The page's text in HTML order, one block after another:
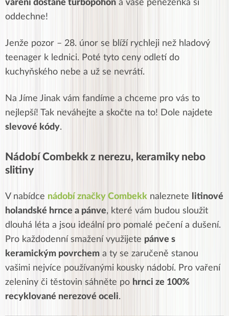
vaření dostane turbopohon a vaše peněženka si
oddechne!
Jenže pozor – 28. únor se blíží rychleji než hladový
teenager k lednici. Poté tyto ceny odletí do
kuchyňského nebe a už se nevrátí.
Na Jíme Jinak vám fandíme a chceme pro vás to
nejlepší! Tak neváhejte a skočte na to! Dole najdete
slevové kódy.
Nádobí Combekk z nerezu, keramiky nebo
slitiny
V nabídce nádobí značky Combekk naleznete
litinové
holandské hrnce a pánve, které vám budou sloužit
dlouhá léta a jsou ideální pro pomalé pečení a dušení.
Pro každodenní smažení využijete pánve s
keramickým povrchem a ty se zaručeně stanou
vašimi nejvíce používanými kousky nádobí. Pro vaření
zeleniny či těstovin sáhněte po hrnci ze 100%
recyklované nerezové oceli.